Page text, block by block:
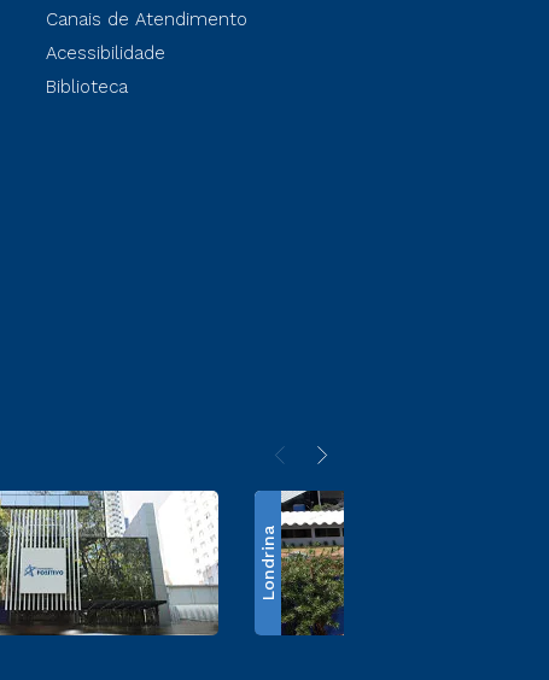
Canais de Atendimento
Acessibilidade
Biblioteca
Londrina